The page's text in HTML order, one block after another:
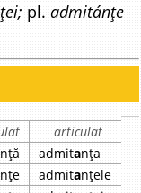
pl.admitánțe
articulat
nță admitanța
nțe admitanțele